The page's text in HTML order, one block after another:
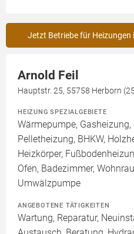
Jetzt Betriebe für Heizungen
Arnold Feil
Hauptstr. 25, 55758 Herborn
HEIZUNG SPEZIALGEBIETE
Wärmepumpe,
Pelletheizung, BHKW,
Heizkörper,
Ofen, Badezimmer,
Umwälzpumpe
ANGEBOTENE TÄTIGKEITEN
Wartung, Reparatur,